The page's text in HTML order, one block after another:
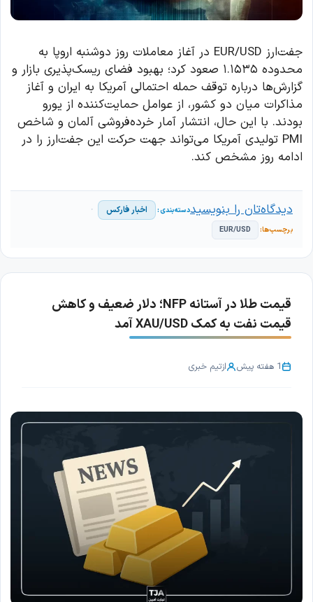
جفت‌ارز EUR/USD در آغاز معاملات روز دوشنبه اروپا به
محدوده ۱.۱۵۳۵ صعود کرد؛ بهبود فضای ریسک‌پذیری بازار و
گزارش‌ها درباره توقف حمله احتمالی آمریکا به ایران و آغاز
مذاکرات میان دو کشور، از عوامل حمایت‌کننده از یورو
بودند. با این حال، انتشار آمار خرده‌فروشی آلمان و شاخص
PMI تولیدی آمریکا می‌تواند جهت حرکت این جفت‌ارز را در
ادامه روز مشخص کند.
اخبار فارکس
EUR/USD
دیدگاه‌تان را بنویسید
قیمت طلا در آستانه NFP؛ دلار ضعیف و کاهش
قیمت نفت به کمک XAU/USD آمد
1 هفته پیش ازتیم خبری